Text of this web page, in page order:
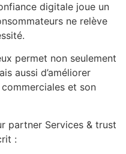
digitale joue un
ne relève
permet non seulement
aussi d’améliorer
et son
partner Services & trust
: